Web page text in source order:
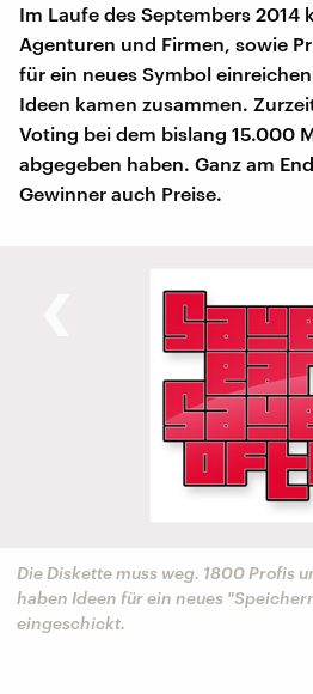
Im Laufe des Septembers 2014
Agenturen und Firmen, sowie
für ein neues Symbol
Ideen kamen zusammen.
Voting bei dem bislang 15.000
abgegeben haben. Ganz am
Gewinner auch Preise.
Die Diskette muss weg. 1800 Profis
haben Ideen für ein neues
eingeschickt.